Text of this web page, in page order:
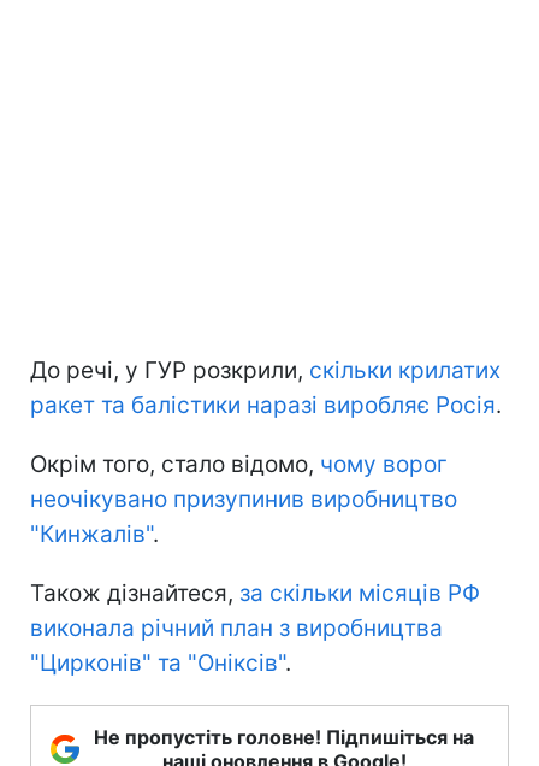
До речі, у ГУР розкрили, скільки крилатих
ракет та балістики наразі виробляє Росія.
Окрім того, стало відомо, чому ворог
неочікувано призупинив виробництво
"Кинжалів".
Також дізнайтеся, за скільки місяців РФ
виконала річний план з виробництва
"Цирконів" та "Оніксів".
Не пропустіть головне! Підпишіться на
наші оновлення в Google!